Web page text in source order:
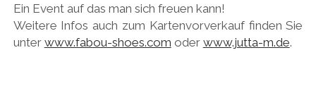
Ein Event auf das man sich freuen kann!
Weitere Infos auch zum Kartenvorverkauf finden Sie
unter www.fabou-shoes.com oder www.jutta-m.de.